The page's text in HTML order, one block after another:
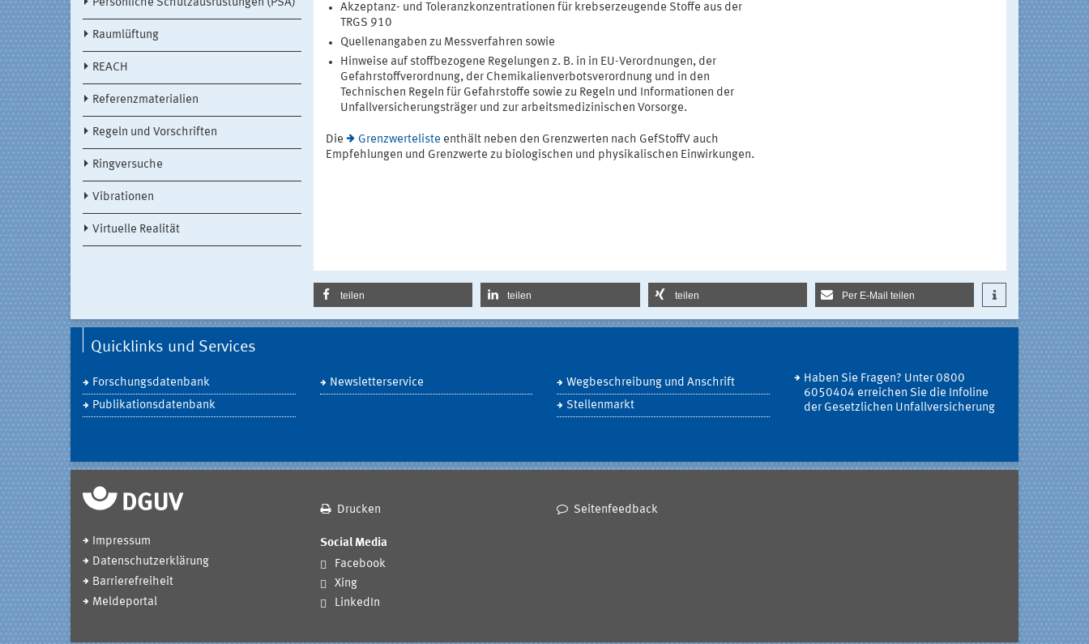
Persönliche Schutzausrüstungen (PSA)
Raumlüftung
REACH
Referenzmaterialien
Regeln und Vorschriften
Ringversuche
Vibrationen
Virtuelle Realität
Akzeptanz- und Toleranzkonzentrationen für krebserzeugende Stoffe aus der
TRGS 910
Quellenangaben zu Messverfahren sowie
Hinweise auf stoffbezogene Regelungen z. B. in in EU-Verordnungen, der
Gefahrstoffverordnung, der Chemikalienverbotsverordnung und in den
Technischen Regeln für Gefahrstoffe sowie zu Regeln und Informationen der
Unfallversicherungsträger und zur arbeitsmedizinischen Vorsorge.
Die Grenzwerteliste enthält neben den Grenzwerten nach GefStoffV auch
Empfehlungen und Grenzwerte zu biologischen und physikalischen Einwirkungen.
teilen teilen teilen Per E-Mail teilen
Quicklinks und Services
Forschungsdatenbank
Publikationsdatenbank
Newsletterservice
Wegbeschreibung und Anschrift
Stellenmarkt
Haben Sie Fragen? Unter 0800
6050404 erreichen Sie die Infoline
der Gesetzlichen Unfallversicherung
Drucken Seitenfeedback
Impressum
Datenschutzerklärung
Barrierefreiheit
Meldeportal
Social Media
Facebook
Xing
LinkedIn